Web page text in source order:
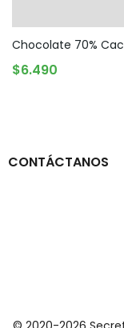
Chocolate 70%
$6.490
CONTÁCTANOS